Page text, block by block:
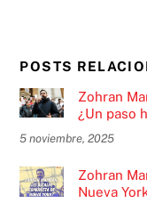
POSTS
Zohran
¿Un paso
5 noviembre, 2025
Zohran
Nueva